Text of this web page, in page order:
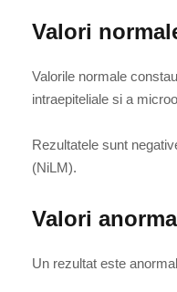
Valori
Valorile normale
intraepiteliale si a
Rezultatele sunt
(NiLM).
Valori
Un rezultat este